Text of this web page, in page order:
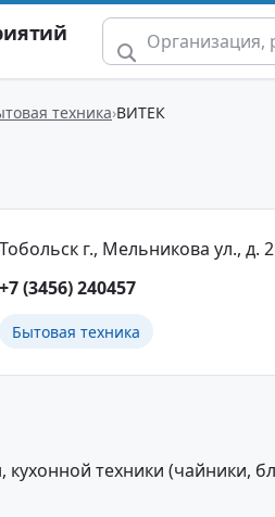
техника ВИТЕК
Тобольск г., Мельникова ул., д. 2
+7 (3456) 240457
Бытовая техника
техники (чайники,